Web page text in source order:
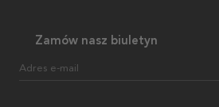
Zamów nasz biuletyn
Adres e-mail